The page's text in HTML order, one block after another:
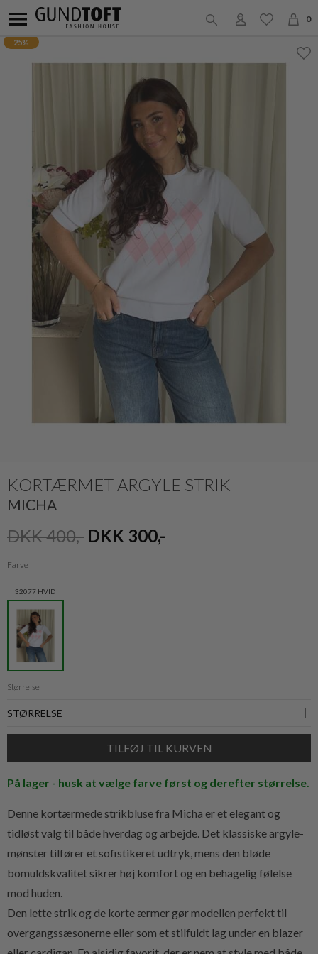
0
25%
KORTÆRMET ARGYLE STRIK
MICHA
DKK 400,- DKK 300,-
Farve
32077 HVID
Størrelse
På lager - husk at vælge farve først og derefter størrelse.
Denne kortærmede strikbluse fra Micha er et elegant og
tidløst valg til både hverdag og arbejde. Det klassiske argyle-
mønster tilfører et sofistikeret udtryk, mens den bløde
bomuldskvalitet sikrer høj komfort og en behagelig følelse
mod huden.
Den lette strik og de korte ærmer gør modellen perfekt til
overgangssæsonerne eller som et stilfuldt lag under en blazer